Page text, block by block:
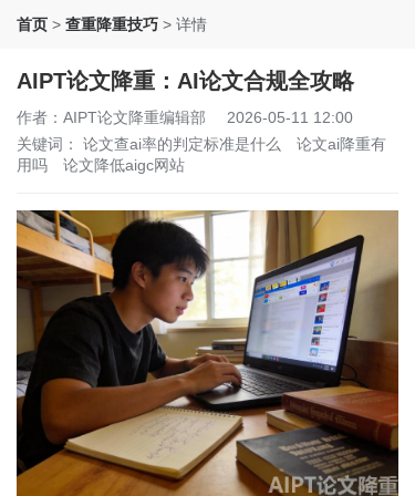
首页 > 查重降重技巧 > 详情
AIPT论文降重：AI论文合规全攻略
作者：AIPT论文降重编辑部
2026-05-11 12:00
关键词： 论文查ai率的判定标准是什么
论文ai降重有
用吗
论文降低aigc网站